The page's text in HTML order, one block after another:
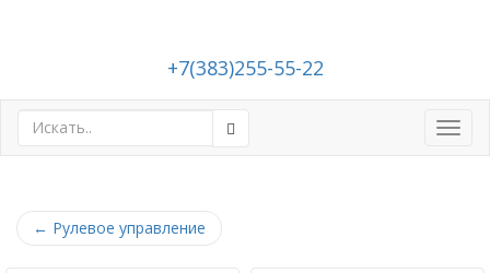
+7(383)255-55-22
← Рулевое управление